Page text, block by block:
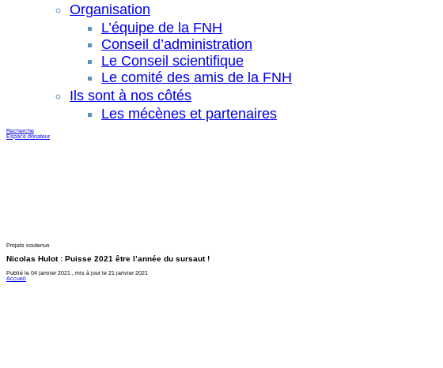
Organisation
L’équipe de la FNH
Conseil d’administration
Le Conseil scientifique
Le comité des amis de la FNH
Ils sont à nos côtés
Les mécènes et partenaires
Recherche
Espace donateur
Projets soutenus
Nicolas Hulot : Puisse 2021 être l’année du sursaut !
Publié le 04 janvier 2021 , mis à jour le 21 janvier 2021
Accueil